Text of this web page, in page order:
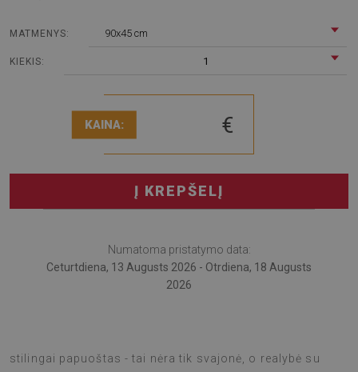
MATMENYS: 90x45 cm
KIEKIS: 1
KAINA: €
Į KREPŠELĮ
Numatoma pristatymo data:
Ceturtdiena, 13 Augusts 2026 - Otrdiena, 18 Augusts
2026
stilingai papuoštas - tai nėra tik svajonė, o realybė su